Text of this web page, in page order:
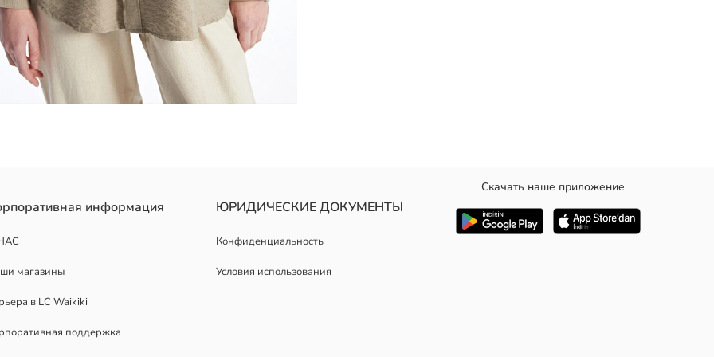
информация
магазины
в LC Waikiki
поддержка
ЮРИДИЧЕСКИЕ ДОКУМЕНТЫ
Конфиденциальность
Условия использования
Скачать наше приложение